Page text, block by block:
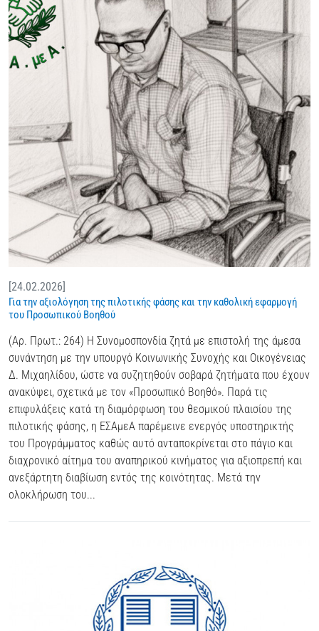
[24.02.2026]
Για την αξιολόγηση της πιλοτικής φάσης και την καθολική εφαρμογή
του Προσωπικού Βοηθού
(Αρ. Πρωτ.: 264) Η Συνομοσπονδία ζητά με επιστολή της άμεσα
συνάντηση με την υπουργό Κοινωνικής Συνοχής και Οικογένειας
Δ. Μιχαηλίδου, ώστε να συζητηθούν σοβαρά ζητήματα που έχουν
ανακύψει, σχετικά με τον «Προσωπικό Βοηθό». Παρά τις
επιφυλάξεις κατά τη διαμόρφωση του θεσμικού πλαισίου της
πιλοτικής φάσης, η ΕΣΑμεΑ παρέμεινε ενεργός υποστηρικτής
του Προγράμματος καθώς αυτό ανταποκρίνεται στο πάγιο και
διαχρονικό αίτημα του αναπηρικού κινήματος για αξιοπρεπή και
ανεξάρτητη διαβίωση εντός της κοινότητας. Μετά την
ολοκλήρωση του...